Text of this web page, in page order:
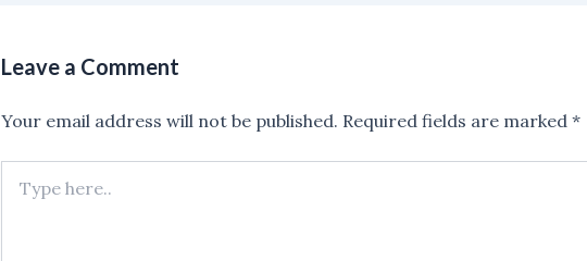
Leave a Comment
Your email address will not be published. Required fields are marked *
here..